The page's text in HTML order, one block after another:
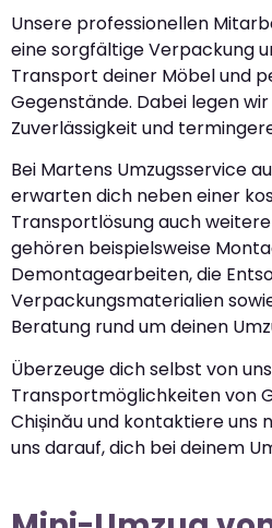
Unsere professionellen
eine sorgfältige Verpackung
Transport deiner Möbel und
Gegenstände. Dabei legen
Zuverlässigkeit und
Bei Martens Umzugsservice
erwarten dich neben einer
Transportlösung auch
gehören beispielsweise
Demontagearbeiten, die
Verpackungsmaterialien
Beratung rund um deinen
Überzeuge dich selbst von
Transportmöglichkeiten von
Chișinău und kontaktiere uns
uns darauf, dich bei deinem